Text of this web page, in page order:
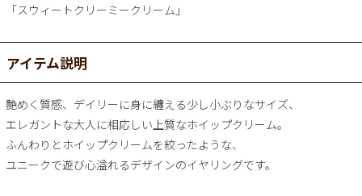
「スウィートクリーミークリーム」
アイテム説明
艶めく質感、デイリーに身に纏える少し小ぶりなサイズ、
エレガントな大人に相応しい上質なホイップクリーム。
ふんわりとホイップクリームを絞ったような、
ユニークで遊び心溢れるデザインのイヤリングです。